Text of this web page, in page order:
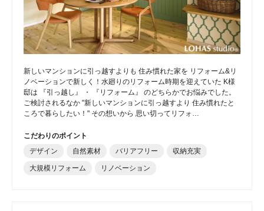
新しいマンションに引っ越すよりも 住み慣れた家を リフォーム&リ
ノベーションで新しく！水廻りのリフォーム時期を迎えていた K様
邸は 『引っ越し』 ・ 『リフォーム』 のどちらかでお悩みでした。
ご検討されるなか "新しいマンションに引っ越すより 住み慣れたと
ころで暮らしたい！" その想いから 思い切ってリフォ…
こだわりのポイント
デザイン
自然素材 バリアフリー 収納充実
大規模リフォーム リノベーション